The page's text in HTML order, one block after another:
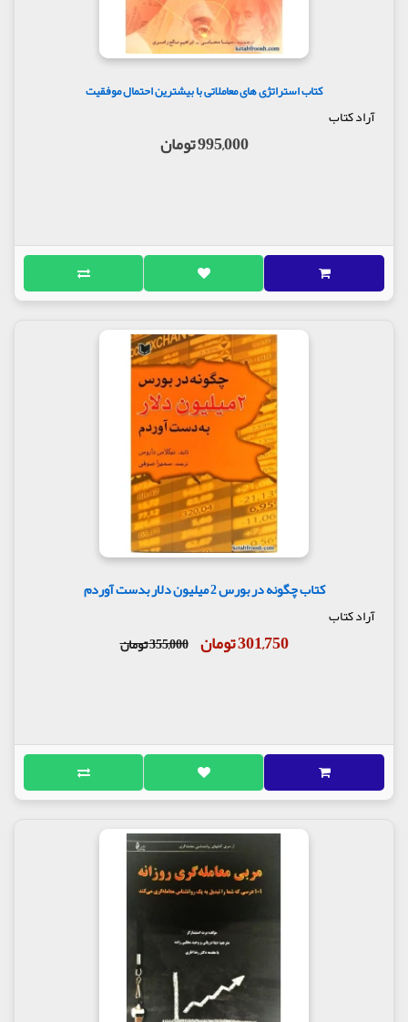
کتاب استراتژی های معاملاتی با بیشترین احتمال موفقیت
آراد کتاب
995,000 تومان
کتاب چگونه در بورس 2 میلیون دلار بدست آوردم
آراد کتاب
301,750 تومان 355,000 تومان